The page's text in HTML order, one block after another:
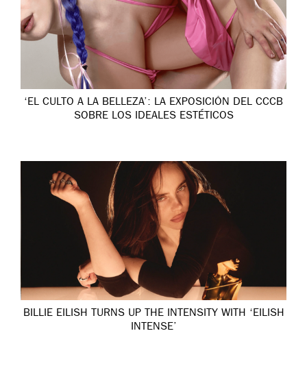
‘EL CULTO A LA BELLEZA’: LA EXPOSICIÓN DEL CCCB
SOBRE LOS IDEALES ESTÉTICOS
BILLIE EILISH TURNS UP THE INTENSITY WITH ‘EILISH
INTENSE’